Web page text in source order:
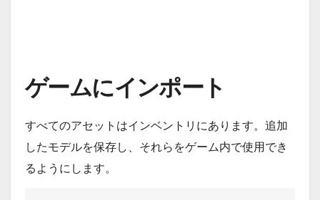
ゲームにインポート
すべてのアセットはインベントリにあります。追加
したモデルを保存し、それらをゲーム内で使用でき
るようにします。